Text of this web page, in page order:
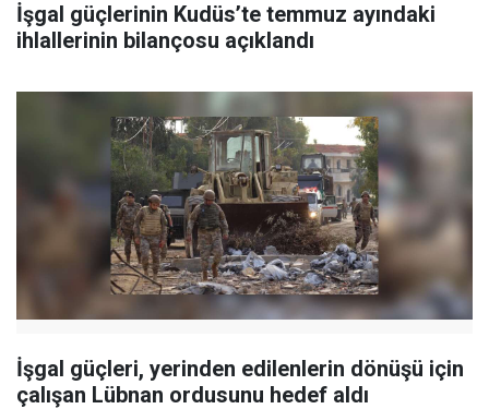
İşgal güçlerinin Kudüs’te temmuz ayındaki
ihlallerinin bilançosu açıklandı
İşgal güçleri, yerinden edilenlerin dönüşü için
çalışan Lübnan ordusunu hedef aldı